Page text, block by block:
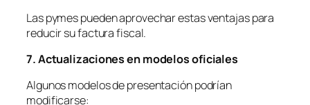
Las pymes pueden aprovechar estas ventajas para
reducir su factura fiscal.
7. Actualizaciones en modelos oficiales
Algunos modelos de presentación podrían
modificarse: